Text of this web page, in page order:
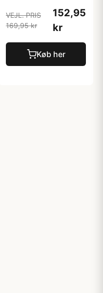
VEJL. PRIS
169,95 kr
152,95
kr
Køb her